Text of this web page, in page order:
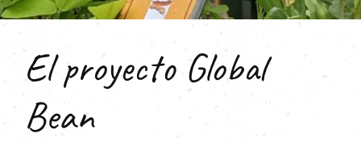
El proyecto Global
Bean